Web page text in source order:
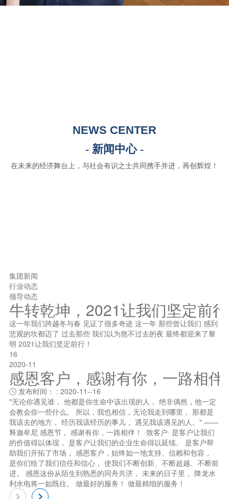
NEWS CENTER
- 新闻中心 -
在未来的经济舞台上，与社会有识之士共同携手并进，再创辉煌！
集团新闻
行业动态
领导动态
牛转乾坤，2021让我们坚定前
这一年我们跨越冬与春 见证了很多奇迹 这一年 那些曾让我们 感到
悲观的坎都迈了 过去那些 我们以为熬不过去的夜 最终都迎来了黎
明 2021让我们坚定前行！
16
2020-11
感恩客户，感谢有你，一路相伴
发布时间： : 2020-11--16
"无论你遇见谁， 他都是你生命中该出现的人， 绝非偶然，他一定
会教会你一些什么。 所以，我也相信，无论我走到哪里， 那都是
我该去的地方， 经历我该经历的事儿， 遇见我该遇见的人。" ——
释迦牟尼 感恩节， 感谢有你，一路相伴！ ·致客户· 是客户让我们
的价值得以体现， 是客户让我们的企业生命得以延续。 是客户帮
助我们开拓了市场， 感恩客户，始终如一地支持、信赖和包容，
是你们给了我们信任和信心， 使我们不断创新、不断超越、不断前
进。 感恩这份从陌生到熟悉的同舟共济， 未来的日子里， 降龙水
利水电将一如既往。 做最好的服务！ 做最精细的服务！